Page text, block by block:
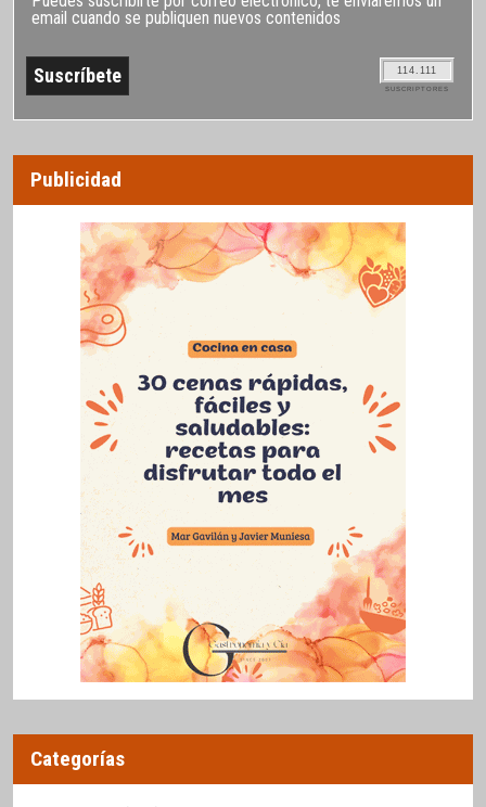
email cuando se publiquen nuevos contenidos
114.111
SUSCRIPTORES
Publicidad
Categorías